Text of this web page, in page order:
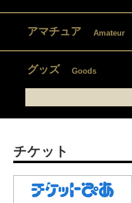
アマチュア Amateur
グッズ Goods
チケット